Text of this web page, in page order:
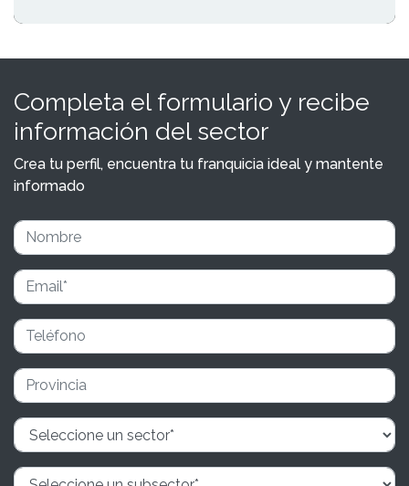
Completa el formulario y recibe
información del sector
Crea tu perfil, encuentra tu franquicia ideal y mantente
informado